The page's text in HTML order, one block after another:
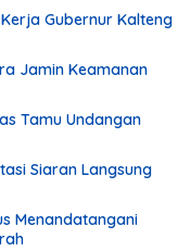
Gubernur Kalteng
Jamin Keamanan
Tamu Undangan
Siaran Langsung
Menandatangani